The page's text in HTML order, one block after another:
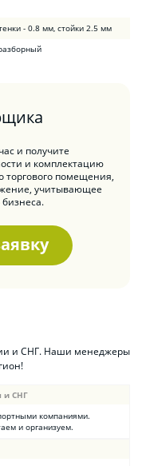
- 0.8 мм, стойки 2.5 мм
и получите
и комплектацию
торгового помещения,
учитывающее
и СНГ. Наши менеджеры
и СНГ
компаниями.
и организуем.